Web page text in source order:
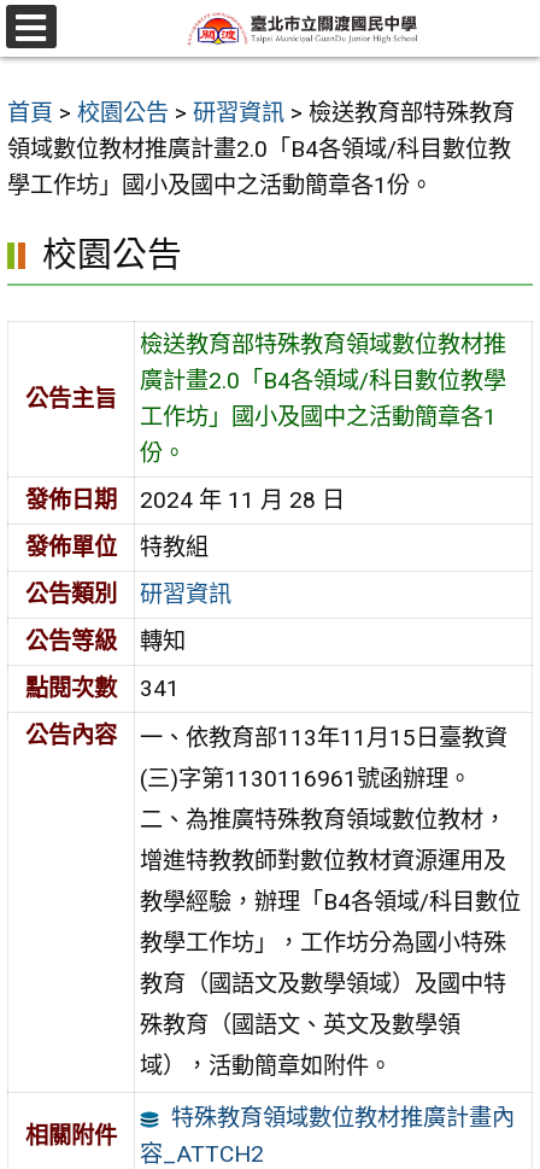
跳
至
要
內
容
選
單
首頁 > 校園公告 > 研習資訊 > 檢送教育部特殊教育
領域數位教材推廣計畫2.0「B4各領域/科目數位教
學工作坊」國小及國中之活動簡章各1份。
校園公告
公告主旨
檢送教育部特殊教育領域數位教材推
廣計畫2.0「B4各領域/科目數位教學
工作坊」國小及國中之活動簡章各1
份。
發佈日期
2024 年 11 月 28 日
發佈單位
特教組
公告類別
研習資訊
公告等級
轉知
點閱次數
341
公告內容
一、依教育部113年11月15日臺教資
(三)字第1130116961號函辦理。
二、為推廣特殊教育領域數位教材，
增進特教教師對數位教材資源運用及
教學經驗，辦理「B4各領域/科目數位
教學工作坊」，工作坊分為國小特殊
教育（國語文及數學領域）及國中特
殊教育（國語文、英文及數學領
域），活動簡章如附件。
相關附件
特殊教育領域數位教材推廣計畫內
容_ATTCH2